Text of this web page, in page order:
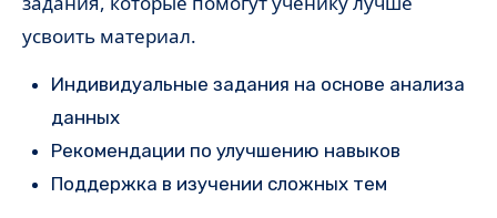
усвоить материал.
Индивидуальные задания на основе анализа
данных
Рекомендации по улучшению навыков
Поддержка в изучении сложных тем